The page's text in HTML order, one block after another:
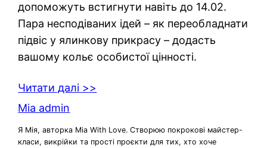
допоможуть встигнути навіть до 14.02.
Пара несподіваних ідей – як переобладнати
підвіс у ялинкову прикрасу – додасть
вашому кольє особистої цінності.
Читати далі >>
Mia admin
Я Мія, авторка Mia With Love. Створюю покрокові майстер-
класи, викрійки та прості проєкти для тих, хто хоче